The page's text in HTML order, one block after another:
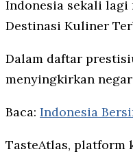
Indonesia sekali lagi
Destinasi Kuliner
Dalam daftar
menyingkirkan
Baca: Indonesia
TasteAtlas, platform